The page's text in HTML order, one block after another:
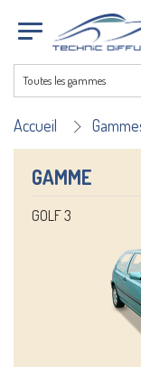
Toutes les gammes
Accueil
GAMME
GOLF 3